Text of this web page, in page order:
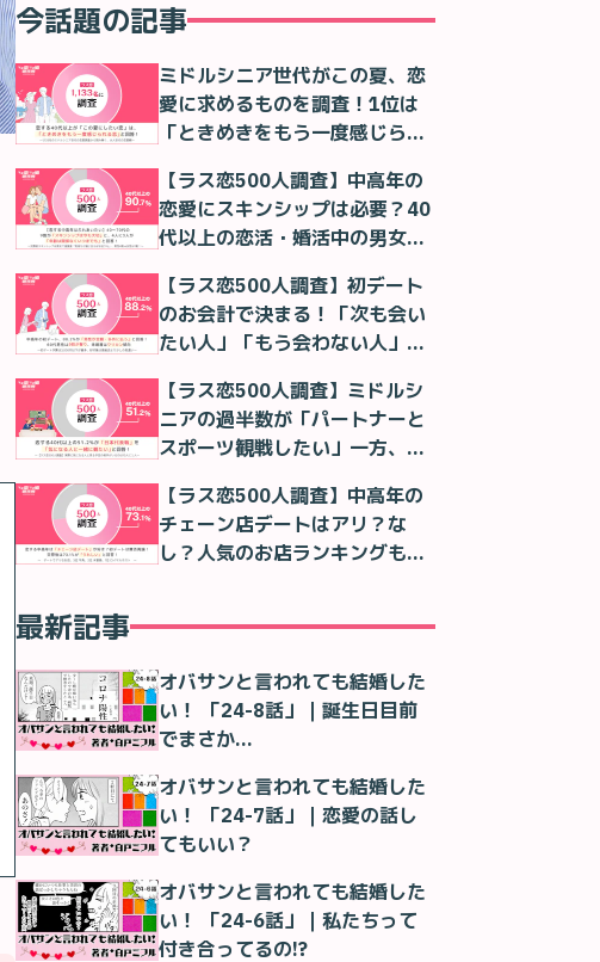
今話題の記事
ミドルシニア世代がこの夏、恋
愛に求めるものを調査！1位は
「ときめきをもう一度感じられ
【ラス恋500人調査】中高年の
恋愛にスキンシップは必要？40
代以上の恋活・婚活中の男女の
【ラス恋500人調査】初デート
のお会計で決まる！「次も会い
たい人」「もう会わない人」が
【ラス恋500人調査】ミドルシ
ニアの過半数が「パートナーと
スポーツ観戦したい」一方、実
【ラス恋500人調査】中高年の
チェーン店デートはアリ？な
し？人気のお店ランキングも紹
最新記事
オバサンと言われても結婚した
い！ 「24-8話」｜誕生日目前
でまさか…
オバサンと言われても結婚した
い！ 「24-7話」｜恋愛の話し
てもいい？
オバサンと言われても結婚した
い！ 「24-6話」｜私たちって
付き合ってるの!?